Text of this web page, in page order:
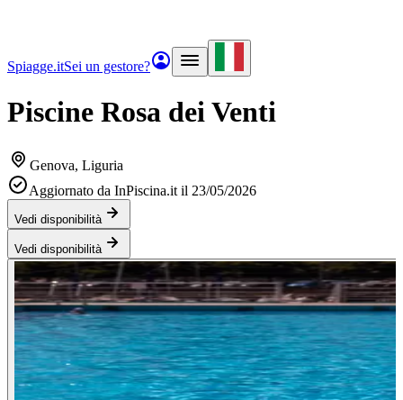
Spiagge.itSei un gestore?
Piscine Rosa dei Venti
Genova, Liguria
Aggiornato da InPiscina.it il 23/05/2026
Vedi disponibilità
Vedi disponibilità